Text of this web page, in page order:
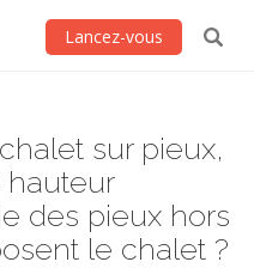
Lancez-vous
sur pieux,
des pieux hors
le chalet ?